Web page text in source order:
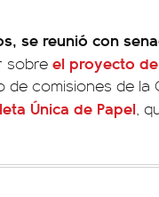
se reunió con
sobre el proyecto
comisiones de la
Única de Papel,